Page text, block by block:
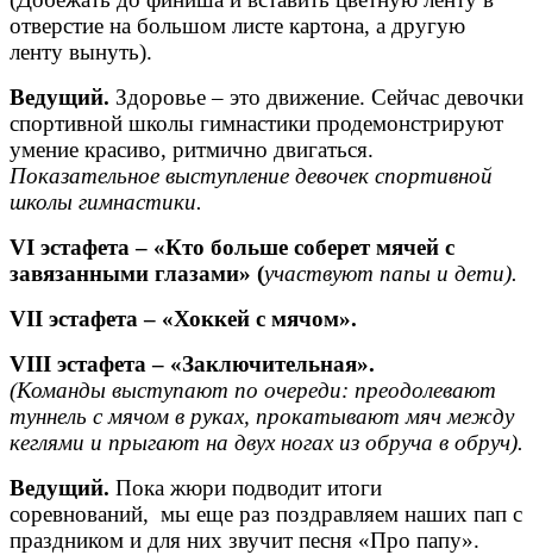
отверстие на большом листе картона, а другую
ленту вынуть).
Ведущий. Здоровье – это движение. Сейчас девочки
спортивной школы гимнастики продемонстрируют
умение красиво, ритмично двигаться.
Показательное выступление девочек спортивной
школы гимнастики.
VI эстафета – «Кто больше соберет мячей с
завязанными глазами» (участвуют папы и дети).
VII эстафета – «Хоккей с мячом».
VIII эстафета – «Заключительная».
(Команды выступают по очереди: преодолевают
туннель с мячом в руках, прокатывают мяч между
кеглями и прыгают на двух ногах из обруча в обруч).
Ведущий. Пока жюри подводит итоги
соревнований, мы еще раз поздравляем наших пап с
праздником и для них звучит песня «Про папу».